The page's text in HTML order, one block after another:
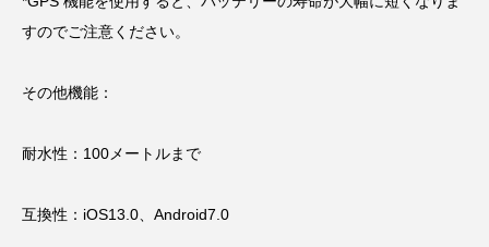
すのでご注意ください。
その他機能：
耐水性：100メートルまで
互換性：iOS13.0、Android7.0